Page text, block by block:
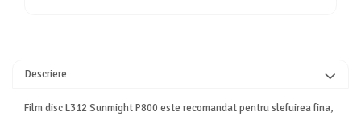
Descriere
Film disc L312 Sunmight P800 este recomandat pentru slefuirea fina,